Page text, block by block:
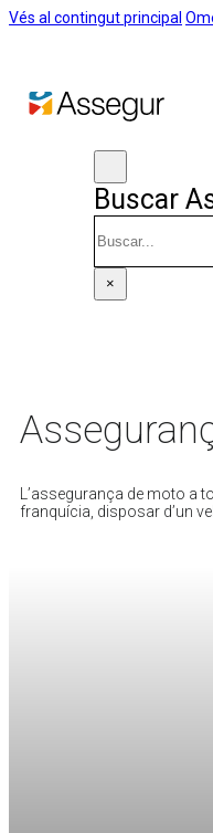
Vés al contingut principal
Buscar
×
L’assegurança de moto a
franquícia, disposar d’un